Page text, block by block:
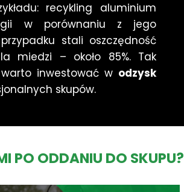
recykling aluminium
w porównaniu z jego
stali oszczędność
miedzi – około 85%. Tak
inwestować w odzysk
skupów.
PO ODDANIU DO SKUPU?